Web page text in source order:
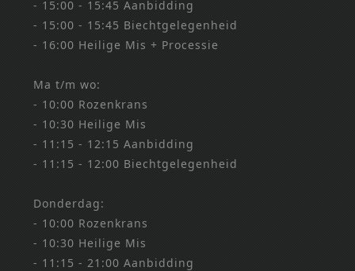
- 15:00 - 15:45 Aanbidding
- 15:00 - 15:45 Biechtgelegenheid
- 16:00 Heilige Mis + Processie
Ma t/m wo:
- 10:00 Rozenkrans
- 10:30 Heilige Mis
- 11:15 - 12:15 Aanbidding
- 11:15 - 12:00 Biechtgelegenheid
Donderdag:
- 10:00 Rozenkrans
- 10:30 Heilige Mis
- 11:15 - 21:00 Aanbidding